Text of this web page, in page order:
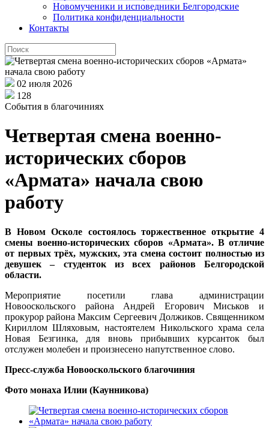
Новомученики и исповедники Белгородские
Политика конфиденциальности
Контакты
02 июля 2026
128
События в благочиниях
Четвертая смена военно-
исторических сборов
«Армата» начала свою
работу
В Новом Осколе состоялось торжественное открытие 4
смены военно-исторических сборов «Армата». В отличие
от первых трёх, мужских, эта смена состоит полностью из
девушек – студенток из всех районов Белгородской
области.
Мероприятие посетили глава администрации
Новооскольского района Андрей Егорович Миськов и
прокурор района Максим Сергеевич Должиков. Священником
Кириллом Шляховым, настоятелем Никольского храма села
Новая Безгинка, для вновь прибывших курсанток был
отслужен молебен и произнесено напутственное слово.
Пресс-служба Новооскольского благочиния
Фото монаха Илии (Каунникова)